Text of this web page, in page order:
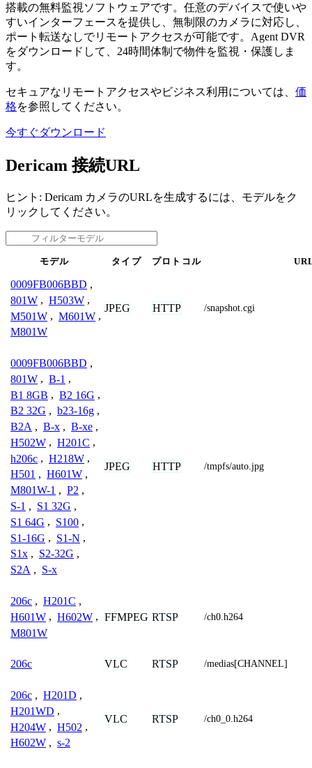
搭載の無料監視ソフトウェアです。任意のデバイスで使いや
すいインターフェースを提供し、無制限のカメラに対応し、
ポート転送なしでリモートアクセスが可能です。Agent DVR
をダウンロードして、24時間体制で物件を監視・保護しま
す。
セキュアなリモートアクセスやビジネス利用については、 価
格を参照してください。
今すぐダウンロード
Dericam 接続URL
ヒント: Dericam カメラのURLを生成するには、モデルをク
リックしてください。
モデル タイプ プロトコル
0009FB006BBD ,
801W , H503W ,
M501W , M601W ,
M801W
JPEG HTTP /snapshot.cgi
0009FB006BBD ,
801W , B-1 ,
B1 8GB , B2 16G ,
B2 32G , b23-16g ,
B2A , B-x , B-xe ,
H502W , H201C ,
h206c , H218W ,
H501 , H601W ,
M801W-1 , P2 ,
S-1 , S1 32G ,
S1 64G , S100 ,
S1-16G , S1-N ,
S1x , S2-32G ,
S2A , S-x
JPEG HTTP /tmpfs/auto.jpg
206c , H201C ,
H601W , H602W ,
M801W
FFMPEG RTSP /ch0.h264
206c VLC RTSP /medias[CHANNEL]
206c , H201D ,
H201WD ,
H204W , H502 ,
H602W , s-2
VLC RTSP /ch0_0.h264